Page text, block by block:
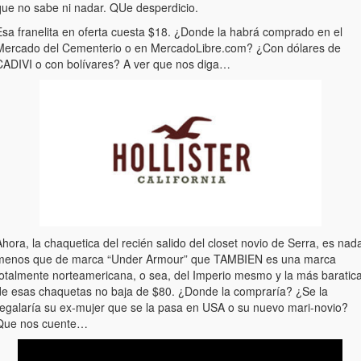
no sabe ni nadar. QUe desperdicio.
franelita en oferta cuesta $18. ¿Donde la habrá comprado en el
del Cementerio o en MercadoLibre.com? ¿Con dólares de
o con bolívares? A ver que nos diga…
la chaquetica del recién salido del closet novio de Serra, es
que de marca “Under Armour” que TAMBIEN es una marca
norteamericana, o sea, del Imperio mesmo y la más
esas chaquetas no baja de $80. ¿Donde la compraría? ¿Se la
su ex-mujer que se la pasa en USA o su nuevo mari-novio?
nos cuente…